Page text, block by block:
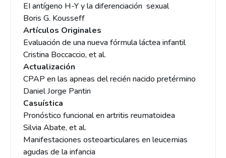
EI antígeno H-Y y la diferenciación sexual
Boris G. Kousseff
Artículos Originales
Evaluación de una nueva fórmula láctea infantil
Cristina Boccaccio, et al.
Actualización
CPAP en las apneas del recién nacido pretérmino
Daniel Jorge Pantin
Casuística
Pronóstico funcional en artritis reumatoidea
Silvia Abate, et al.
Manifestaciones osteoarticulares en leucemias
agudas de la infancia